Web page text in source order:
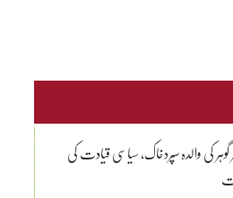
گوہر کی والدہ سپردخاک، سیاسی قیادت کی